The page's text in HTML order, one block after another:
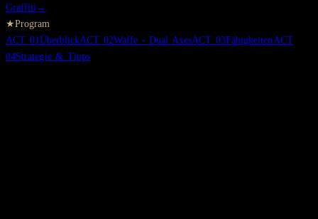
Graffiti→
★Program
ACT 01ÜberblickACT 02Waffe - Dual AxesACT 03FähigkeitenACT
04Strategie & Tipps